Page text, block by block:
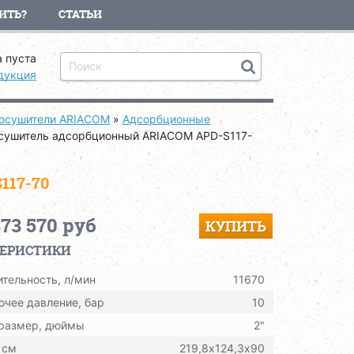
СТАТЬИ
пуста
ARIACOM » Адсорбционные
адсорбционный ARIACOM APD-S117-
70
570 руб КУПИТЬ
л/мин
11670
давление, бар
10
дюймы
2"
см
219,8х124,3х90